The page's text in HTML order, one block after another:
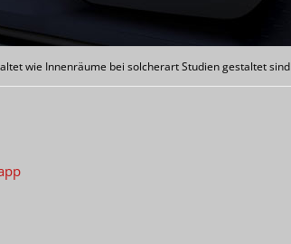
wie Innenräume bei solcherart Studien gestaltet sind